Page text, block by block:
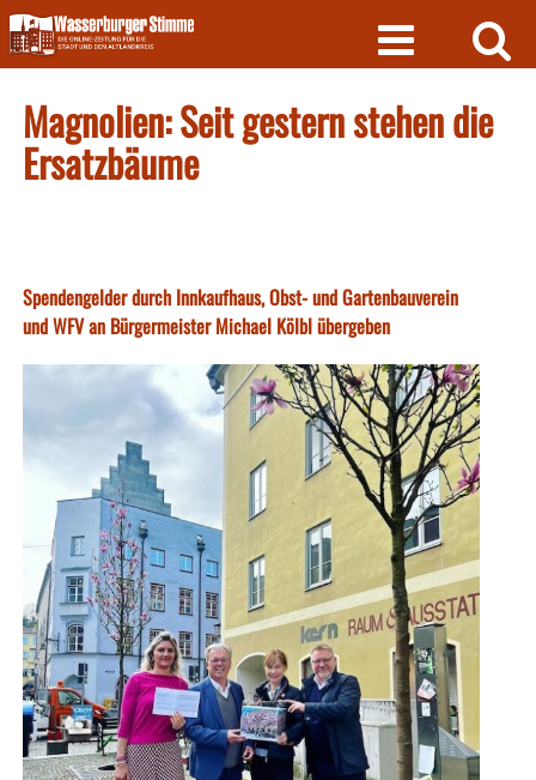
Skip
to
content
Magnolien: Seit gestern stehen die
Ersatzbäume
Spendengelder durch Innkaufhaus, Obst- und Gartenbauverein
und WFV an Bürgermeister Michael Kölbl übergeben